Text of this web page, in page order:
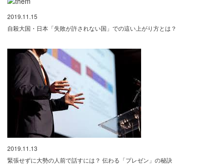
2019.11.15
自殺大国・日本「失敗が許されない国」での這い上がり方とは？
2019.11.13
緊張せずに大勢の人前で話すには？ 伝わる「プレゼン」の秘訣